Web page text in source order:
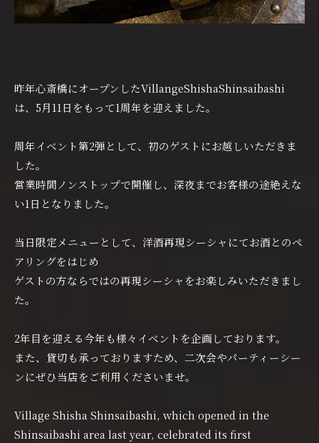
昨年心斎橋にオープンしたVillangeShishaShinsaibashi
は、5月11日をもって1周年を迎えました。
周年イベント第2弾として、初のゲストにお越しいただきま
した。
営業時間ノンストップで開催し、深夜までお客様の途絶えな
い1日となりました。
当日限定メニューとして、洋酒再現シーシャにてお酒とのペ
アリングをはじめ
ゲストの方ならではの再現シーシャをお楽しみいただきまし
た。
2年目を迎える今年も様々イベントを企画しております。
また、貸切も承っておりますため、二次会やパーティーシー
ンにぜひ当店をご利用くださいませ。
Village Shisha Shinsaibashi, which opened in the
Shinsaibashi area last year, celebrated its first